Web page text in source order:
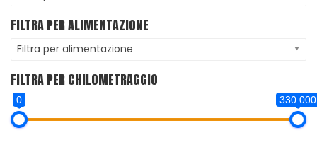
FILTRA PER ALIMENTAZIONE
Filtra per alimentazione
FILTRA PER CHILOMETRAGGIO
0 330 000